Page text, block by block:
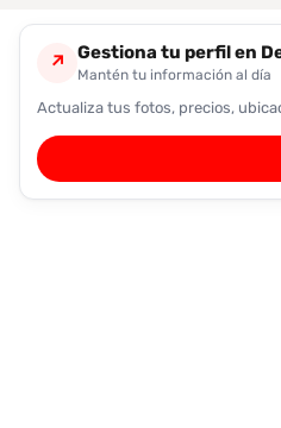
↗ Gestiona tu perfil en
Mantén tu información al día
Actualiza tus fotos, precios,